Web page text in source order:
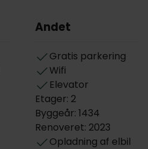
Andet
Gratis parkering
Wifi
Elevator
Etager: 2
Byggeår: 1434
Renoveret: 2023
Opladning af elbil